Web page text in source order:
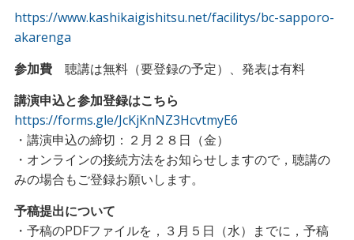
https://www.kashikaigishitsu.net/facilitys/bc-sapporo-
akarenga
参加費聴講は無料（要登録の予定）、発表は有料
講演申込と参加登録はこちら
https://forms.gle/JcKjKnNZ3HcvtmyE6
・講演申込の締切：２月２８日（金）
・オンラインの接続方法をお知らせしますので，聴講の
みの場合もご登録お願いします。
予稿提出について
・予稿のPDFファイルを，３月５日（水）までに，予稿